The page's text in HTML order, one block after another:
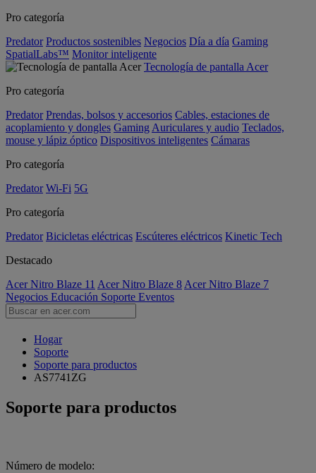
Pro categoría
Predator Productos sostenibles Negocios Día a día Gaming
SpatialLabs™ Monitor inteligente
Tecnología de pantalla Acer
Pro categoría
Predator Prendas, bolsos y accesorios Cables, estaciones de
acoplamiento y dongles Gaming Auriculares y audio Teclados,
mouse y lápiz óptico Dispositivos inteligentes Cámaras
Pro categoría
Predator Wi-Fi 5G
Pro categoría
Predator Bicicletas eléctricas Escúteres eléctricos Kinetic Tech
Destacado
Acer Nitro Blaze 11 Acer Nitro Blaze 8 Acer Nitro Blaze 7
Negocios Educación Soporte Eventos
Hogar
Soporte
Soporte para productos
AS7741ZG
Soporte para productos
Número de modelo: